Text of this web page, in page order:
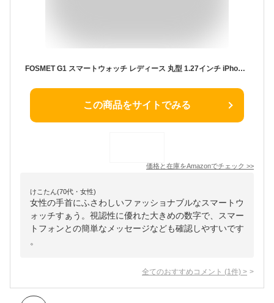
FOSMET G1 スマートウォッチ レディース 丸型 1.27インチ iPhone アンドロイド対応 Bluetooth5.3 通話機能 着信通知 おしゃれ Smart Watch IP68防水 100種類運動モード 文字盤カスタム 音楽 カメラ制御 付属ベルト2本 TELEC認証取得済【正規品】 (G1-ゴールド)
この商品をサイトでみる
価格と在庫をAmazonでチェック >>
けこたん(70代・女性)
女性の手首にふさわしいファッショナブルなスマートウ
ォッチすぁう。視認性に優れた大きめの数字で、スマー
トフォンとの簡単なメッセージなども確認しやすいです
。
全てのおすすめコメント (1 件) >